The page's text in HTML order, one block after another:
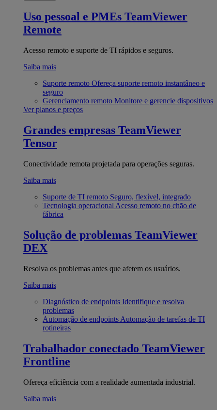
Uso pessoal e PMEs TeamViewer
Remote
Acesso remoto e suporte de TI rápidos e seguros.
Saiba mais
Suporte remoto Ofereça suporte remoto instantâneo e
seguro
Gerenciamento remoto Monitore e gerencie dispositivos
Ver planos e preços
Grandes empresas TeamViewer
Tensor
Conectividade remota projetada para operações seguras.
Saiba mais
Suporte de TI remoto Seguro, flexível, integrado
Tecnologia operacional Acesso remoto no chão de
fábrica
Solução de problemas TeamViewer
DEX
Resolva os problemas antes que afetem os usuários.
Saiba mais
Diagnóstico de endpoints Identifique e resolva
problemas
Automação de endpoints Automação de tarefas de TI
rotineiras
Trabalhador conectado TeamViewer
Frontline
Ofereça eficiência com a realidade aumentada industrial.
Saiba mais